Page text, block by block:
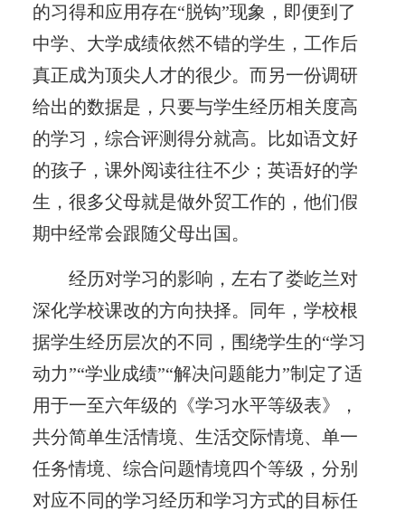
的习得和应用存在“脱钩”现象，即便到了
中学、大学成绩依然不错的学生，工作后
真正成为顶尖人才的很少。而另一份调研
给出的数据是，只要与学生经历相关度高
的学习，综合评测得分就高。比如语文好
的孩子，课外阅读往往不少；英语好的学
生，很多父母就是做外贸工作的，他们假
期中经常会跟随父母出国。
经历对学习的影响，左右了娄屹兰对
深化学校课改的方向抉择。同年，学校根
据学生经历层次的不同，围绕学生的“学习
动力”“学业成绩”“解决问题能力”制定了适
用于一至六年级的《学习水平等级表》，
共分简单生活情境、生活交际情境、单一
任务情境、综合问题情境四个等级，分别
对应不同的学习经历和学习方式的目标任